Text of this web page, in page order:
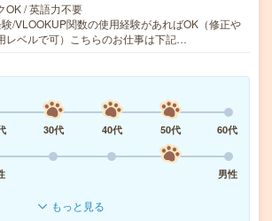
OK / 英語力不要
/VLOOKUP関数の使用経験があればOK（修正や
レベルで可）こちらのお仕事は下記…
30代 40代 50代
60代
男性
もっと見る